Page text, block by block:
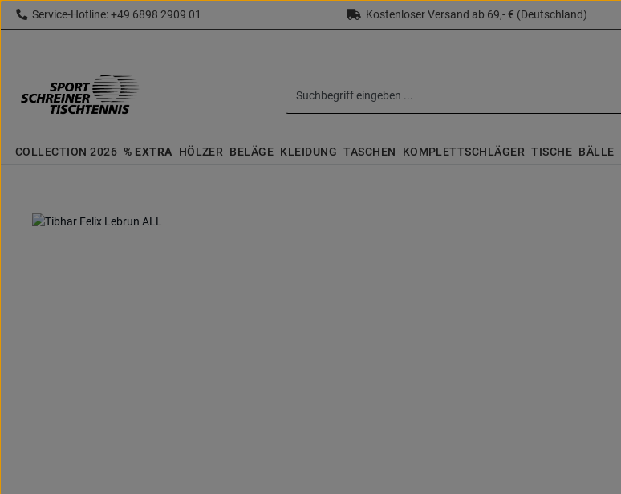
Hauptinhalt springen
Zur Suche springen
Zur Hauptnavigation springen
Service-Hotline: +49 6898 2909 01 Kostenloser Versand ab 69,- € (Deutschland)
COLLECTION 2026 % EXTRA HÖLZER BELÄGE KLEIDUNG TASCHEN KOMPLETTSCHLÄGER TISCHE BÄLLE
Bildergalerie überspringen